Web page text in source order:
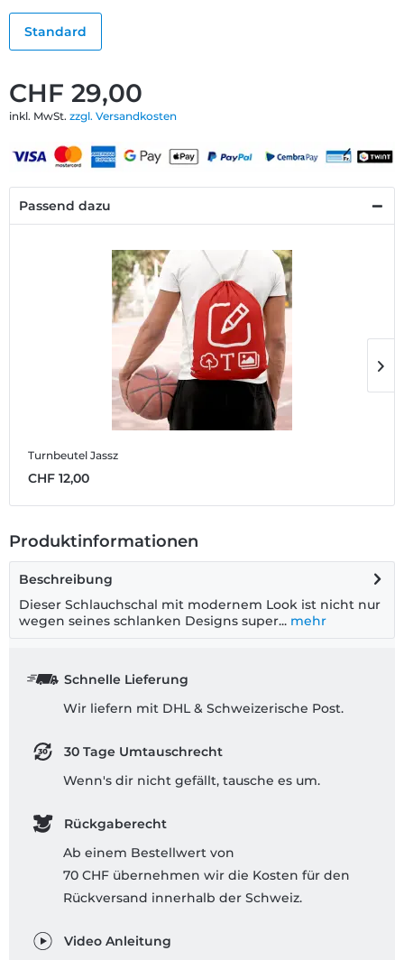
CHF 29,00
inkl. MwSt. zzgl. Versandkosten
Standard
Passend dazu
Turnbeutel Jassz
CHF 12,00
Produktinformationen
Beschreibung
Dieser Schlauchschal mit modernem Look ist nicht nur
wegen seines schlanken Designs super... mehr
Schnelle Lieferung
Wir liefern mit DHL & Schweizerische Post.
30 Tage Umtauschrecht
Wenn's dir nicht gefällt, tausche es um.
Rückgaberecht
Ab einem Bestellwert von
70 CHF übernehmen wir die Kosten für den
Rückversand innerhalb der Schweiz.
Video Anleitung